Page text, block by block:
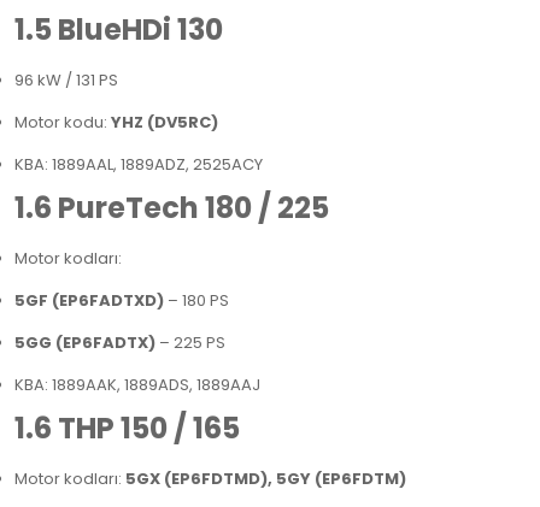
1.5 BlueHDi 130
96 kW / 131 PS
Motor kodu: YHZ (DV5RC)
KBA: 1889AAL, 1889ADZ, 2525ACY
1.6 PureTech 180 / 225
Motor kodları:
5GF (EP6FADTXD) – 180 PS
5GG (EP6FADTX) – 225 PS
KBA: 1889AAK, 1889ADS, 1889AAJ
1.6 THP 150 / 165
Motor kodları: 5GX (EP6FDTMD), 5GY (EP6FDTM)